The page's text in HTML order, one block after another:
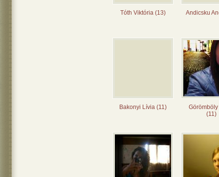
Tóth Viktória (13) Andicsku
Bakonyi Lívia (11)
(11)